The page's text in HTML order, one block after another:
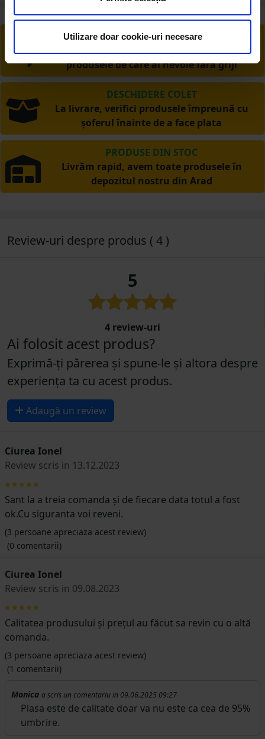
Utilizare doar cookie-uri necesare
RETUR EXTINS
Ai posibilitate de retur în 30 zile, comandă
produsele de care ai nevoie fără griji
DESCHIDERE COLET
La livrare, verifici produsele împreună cu
șoferul înainte de a face plata
PRODUSE DIN STOC
Livrăm rapid, avem toate produsele în
depozitul nostru din Arad
Review-uri despre produs ( 4 )
5
4 review-uri
Ai folosit acest produs?
Exprimă-ți părerea și spune-le și altora despre
experiența ta cu acest produs.
Adaugă un review
Ciurea Ionel
Review scris in 13.12.2023
Sant la a treia comanda și de fiecare data totul a fost
ok.Cu siguranta voi reveni.
(3 persoane apreciaza acest review)
(0 comentarii)
Ciurea Ionel
Review scris in 09.08.2023
Calitatea produsului și prețul au făcut sa revin cu o altă
comanda.
(3 persoane apreciaza acest review)
(1 comentarii)
Monica a scris un comentariu in 09.06.2025 09:27
Plasa este de calitate doar va nu este ca cea de 95%
umbrire.